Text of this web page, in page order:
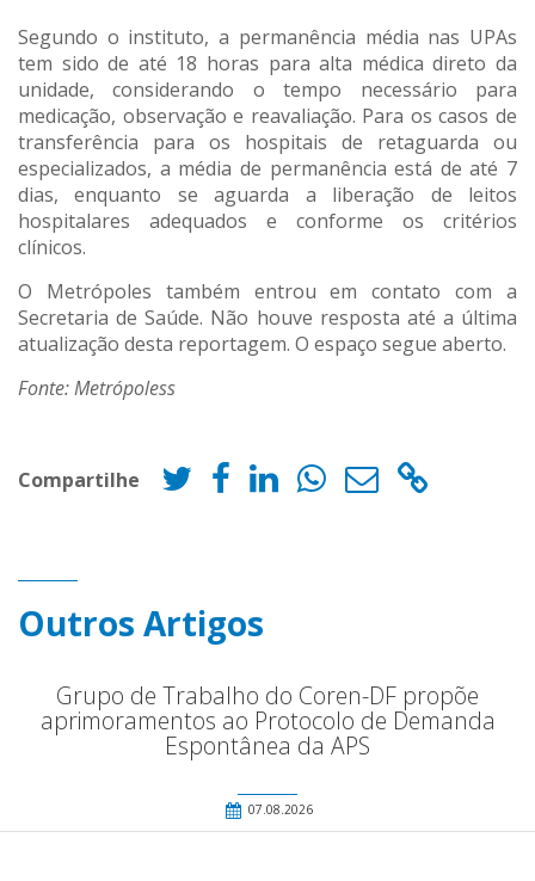
Segundo o instituto, a permanência média nas UPAs
tem sido de até 18 horas para alta médica direto da
unidade, considerando o tempo necessário para
medicação, observação e reavaliação. Para os casos de
transferência para os hospitais de retaguarda ou
especializados, a média de permanência está de até 7
dias, enquanto se aguarda a liberação de leitos
hospitalares adequados e conforme os critérios
clínicos.
O Metrópoles também entrou em contato com a
Secretaria de Saúde. Não houve resposta até a última
atualização desta reportagem. O espaço segue aberto.
Fonte: Metrópoless
Compartilhe
Outros Artigos
Grupo de Trabalho do Coren-DF propõe
aprimoramentos ao Protocolo de Demanda
Espontânea da APS
07.08.2026